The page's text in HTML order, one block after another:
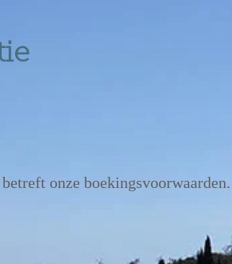
onze boekingsvoorwaarden.